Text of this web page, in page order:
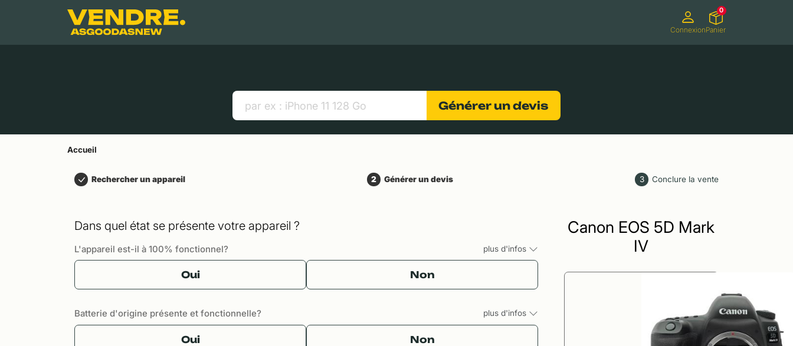
Contenu principal
ConnexionPanier
0
Générer un devis
Accueil
Rechercher un appareil 2 Générer un devis 3 Conclure la vente
Dans quel état se présente votre appareil ?
L'appareil est-il à 100% fonctionnel? plus d'infos
Oui Non
Batterie d'origine présente et fonctionnelle? plus d'infos
Oui Non
Canon EOS 5D Mark
IV